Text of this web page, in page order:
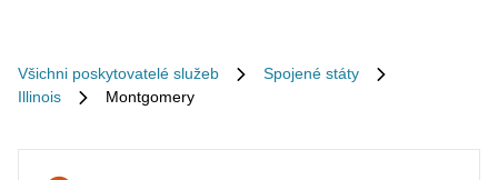
Všichni poskytovatelé služeb
Spojené státy
Illinois
Montgomery